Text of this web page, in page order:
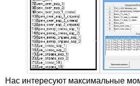
Нас интересуют максимальные